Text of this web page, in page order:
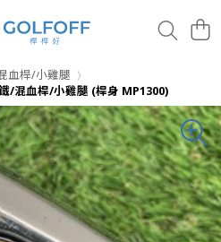
血桿/小雞腿
/混血桿/小雞腿 (桿身 MP1300)